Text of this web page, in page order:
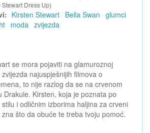
Stewart Dress Up)
Kirsten Stewart Bella Swan glumci
moda zvijezda
se mora pojaviti na glamuroznoj
najuspješnijih filmova o
to nije razlog da se na crvenom
Drakule. Kirsten, koja je poznata po
i odličnim izborima haljina za crveni
što da obuće te treba tvoju pomoć.